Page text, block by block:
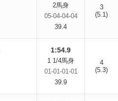
2馬身
05-04-04-04
39.4
3
(5.1)
1:54.9
1 1/4馬身
01-01-01-01
39.9
4
(5.3)